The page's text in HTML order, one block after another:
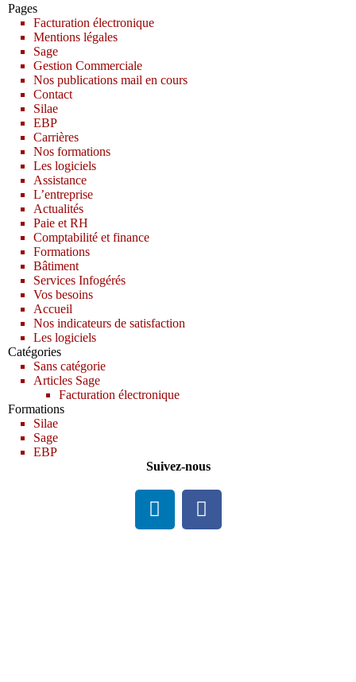
Pages
Facturation électronique
Mentions légales
Sage
Gestion Commerciale
Nos publications mail en cours
Contact
Silae
EBP
Carrières
Nos formations
Les logiciels
Assistance
L’entreprise
Actualités
Paie et RH
Comptabilité et finance
Formations
Bâtiment
Services Infogérés
Vos besoins
Accueil
Nos indicateurs de satisfaction
Les logiciels
Catégories
Sans catégorie
Articles Sage
Facturation électronique
Formations
Silae
Sage
EBP
Suivez-nous